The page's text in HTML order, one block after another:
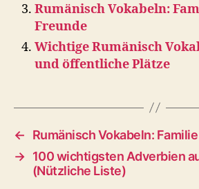
Rumänisch Vokabeln:
Freunde
Wichtige Rumänisch
und öffentliche Plätze
←
Rumänisch Vokabeln:
→ 100 wichtigsten Adverbien
(Nützliche Liste)